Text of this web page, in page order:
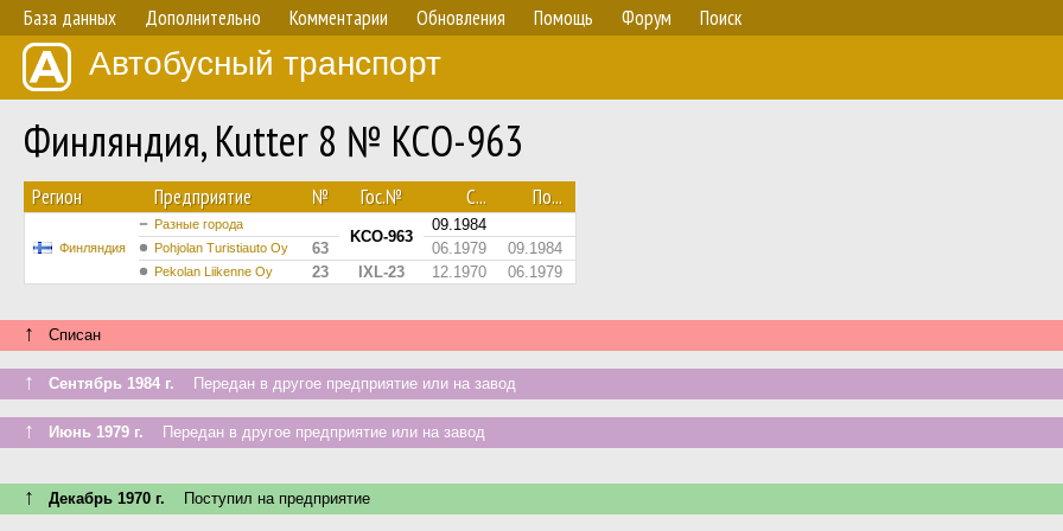
База данных Дополнительно Комментарии Обновления Помощь Форум Поиск
Автобусный транспорт
Финляндия, Kutter 8 № KCO-963
Регион Предприятие № Гос.№ С... По...
Финляндия
Разные города
KCO-963
09.1984
Pohjolan Turistiauto Oy 63 06.1979 09.1984
Pekolan Liikenne Oy 23 IXL-23 12.1970 06.1979
↑ Списан
↑ Сентябрь 1984 г. Передан в другое предприятие или на завод
↑ Июнь 1979 г. Передан в другое предприятие или на завод
↑ Декабрь 1970 г. Поступил на предприятие